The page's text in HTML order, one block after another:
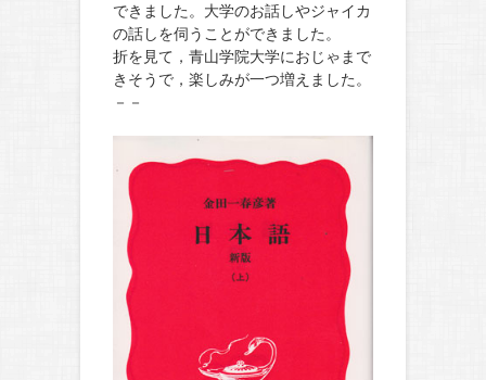
できました。大学のお話しやジャイカ
の話しを伺うことができました。
折を見て，青山学院大学におじゃまで
きそうで，楽しみが一つ増えました。
－－